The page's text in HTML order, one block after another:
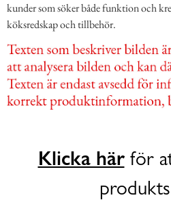
kunder som söker både funktion och
köksredskap och tillbehör.
Klicka härför